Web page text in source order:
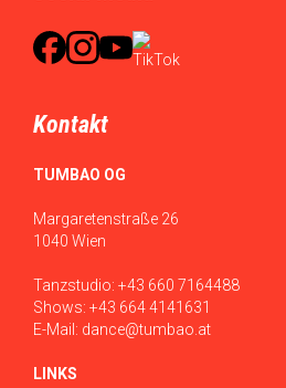
Kontakt
TUMBAO OG
Margaretenstraße 26
1040 Wien
Tanzstudio: +43 660 7164488
Shows: +43 664 4141631
E-Mail: dance@tumbao.at
LINKS